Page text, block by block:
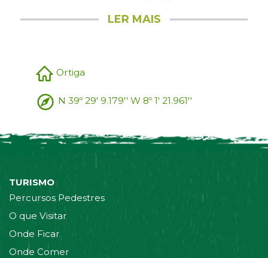
LER MAIS
Ortiga
N 39º 29' 9.179'' W 8º 1' 21.961''
TURISMO
Percursos Pedestres
O que Visitar
Onde Ficar
Onde Comer